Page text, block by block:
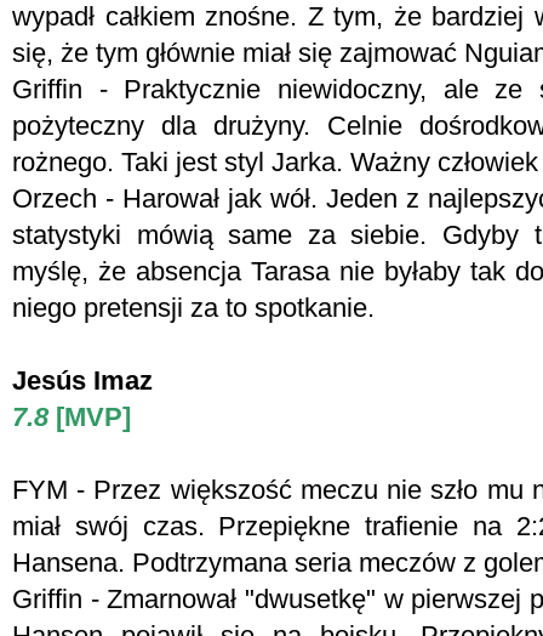
wypadł całkiem znośne. Z tym, że
się, że tym głównie miał się zajmować
Griffin - Praktycznie niewidoczny, ale ze
pożyteczny dla drużyny. Celnie
rożnego. Taki jest styl Jarka. Ważny
Orzech - Harował jak wół. Jeden z
statystyki mówią same za siebie. Gdyby
myślę, że absencja Tarasa nie byłaby tak
niego pretensji za to spotkanie.
Jesús Imaz
7.8[MVP]
FYM - Przez większość meczu nie szło mu
miał swój czas. Przepiękne trafienie na
Hansena. Podtrzymana seria meczów z
Griffin - Zmarnował "dwusetkę" w pierwszej